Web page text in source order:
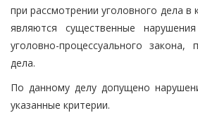
при рассмотрении уголовного дела в
являются существенные
уголовно-процессуального
дела.
По данному делу допущено
указанные критерии.